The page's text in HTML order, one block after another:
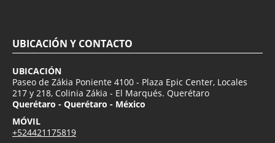
UBICACIÓN Y CONTACTO
UBICACIÓN
Paseo de Zákia Poniente 4100 - Plaza Epic Center, Locales
217 y 218, Colinia Zákia - El Marqués. Querétaro
Querétaro - Querétaro - México
MÓVIL
+524421175819